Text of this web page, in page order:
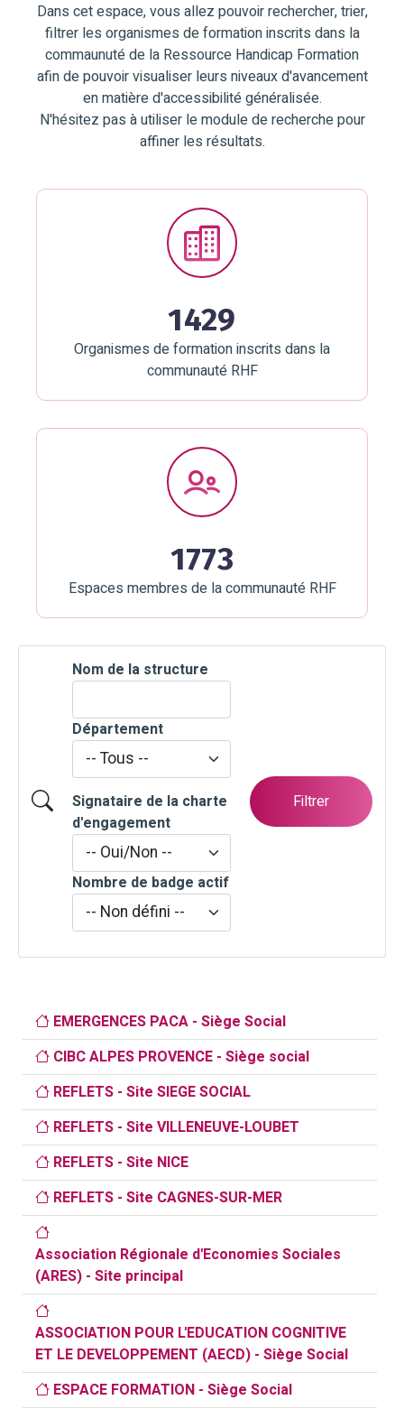
Dans cet espace, vous allez pouvoir rechercher, trier,
filtrer les organismes de formation inscrits dans la
commaunuté de la Ressource Handicap Formation
afin de pouvoir visualiser leurs niveaux d'avancement
en matière d'accessibilité généralisée.
N'hésitez pas à utiliser le module de recherche pour
affiner les résultats.
1429
Organismes de formation inscrits dans la
communauté RHF
1773
Espaces membres de la communauté RHF
Nom de la structure
Département
Signataire de la charte
d'engagement
Nombre de badge actif
Filtrer
EMERGENCES PACA - Siège Social
CIBC ALPES PROVENCE - Siège social
REFLETS - Site SIEGE SOCIAL
REFLETS - Site VILLENEUVE-LOUBET
REFLETS - Site NICE
REFLETS - Site CAGNES-SUR-MER
Association Régionale d'Economies Sociales
(ARES) - Site principal
ASSOCIATION POUR L'EDUCATION COGNITIVE
ET LE DEVELOPPEMENT (AECD) - Siège Social
ESPACE FORMATION - Siège Social